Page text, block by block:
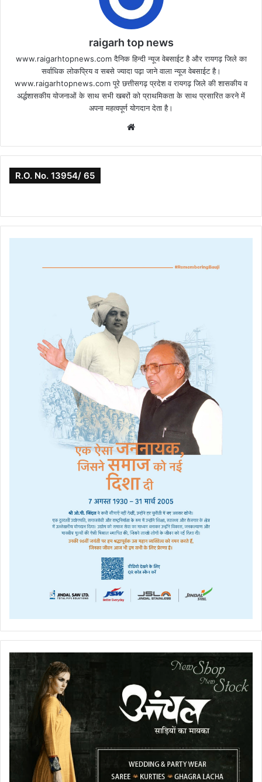
raigarh top news
www.raigarhtopnews.com दैनिक हिन्दी न्यूज वेबसाईट है और रायगढ़ जिले का
सर्वाधिक लोकप्रिय व सबसे ज्यादा पढ़ा जाने वाला न्यूज वेबसाईट है।
www.raigarhtopnews.com पूरे छत्तीसगढ़ प्रदेश व रायगढ़ जिले की शासकीय व
अर्द्धशासकीय योजनाओं के साथ सभी खबरों को प्राथमिकता के साथ प्रसारित करने में
अपना महत्वपूर्ण योगदान देता है।
R.O. No. 13954/ 65